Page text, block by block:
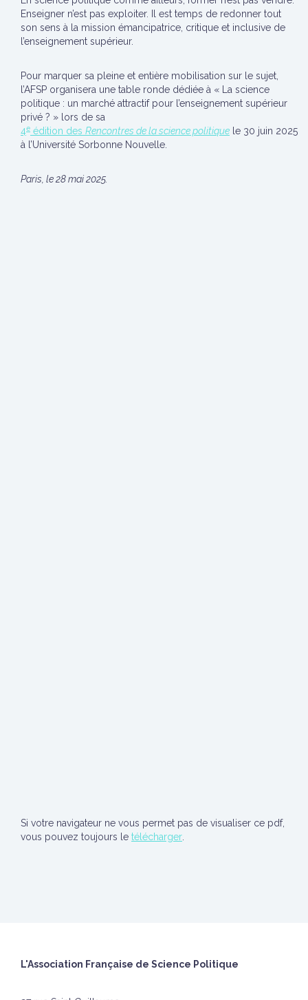
Enseigner n’est pas exploiter. Il est temps de redonner tout
son sens à la mission émancipatrice, critique et inclusive de
l’enseignement supérieur.
Pour marquer sa pleine et entière mobilisation sur le sujet,
l’AFSP organisera une table ronde dédiée à « La science
politique : un marché attractif pour l’enseignement supérieur
privé ? » lors de sa
4e édition des Rencontres de la science politique le 30 juin 2025
à l’Université Sorbonne Nouvelle.
Paris, le 28 mai 2025.
Si votre navigateur ne vous permet pas de visualiser ce pdf,
vous pouvez toujours le télécharger
L'Association Française de Science Politique